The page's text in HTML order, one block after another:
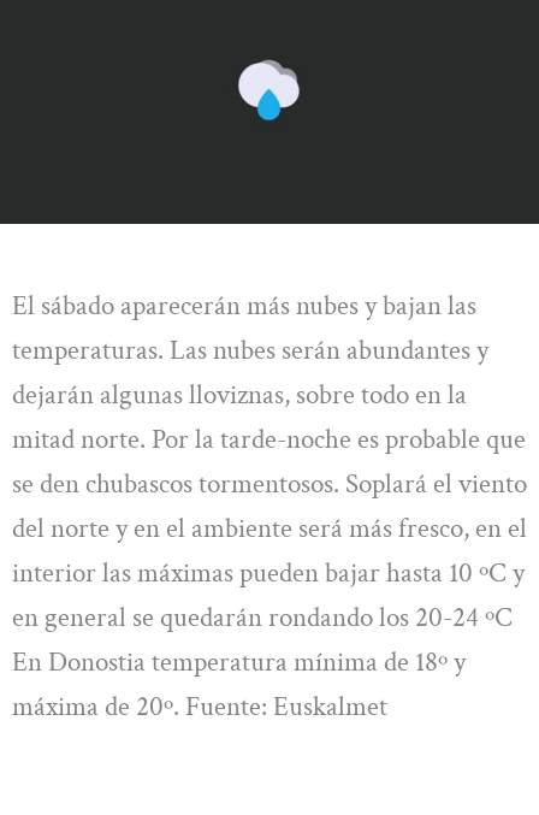
El sábado aparecerán más nubes y bajan las
temperaturas. Las nubes serán abundantes y
dejarán algunas lloviznas, sobre todo en la
mitad norte. Por la tarde-noche es probable que
se den chubascos tormentosos. Soplará el viento
del norte y en el ambiente será más fresco, en el
interior las máximas pueden bajar hasta 10 ºC y
en general se quedarán rondando los 20-24 ºC
En Donostia temperatura mínima de 18º y
máxima de 20º. Fuente: Euskalmet